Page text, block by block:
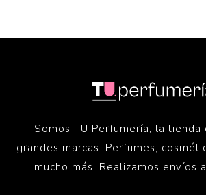
Somos TU Perfumería, la tienda
grandes marcas. Perfumes,
mucho más. Realizamos envíos